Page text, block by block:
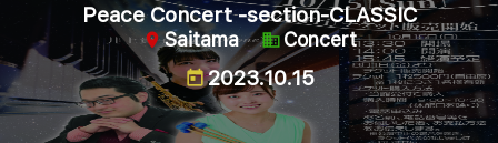
Peace Concert -section-CLASSIC
Saitama Concert
2023.10.15